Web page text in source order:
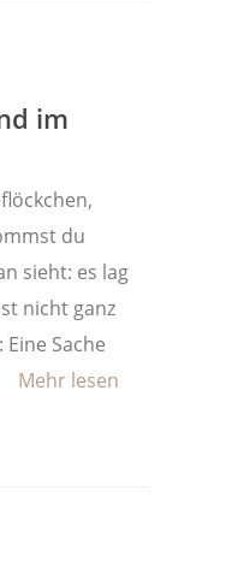
im
du
sieht: es lag
nicht ganz
Sache